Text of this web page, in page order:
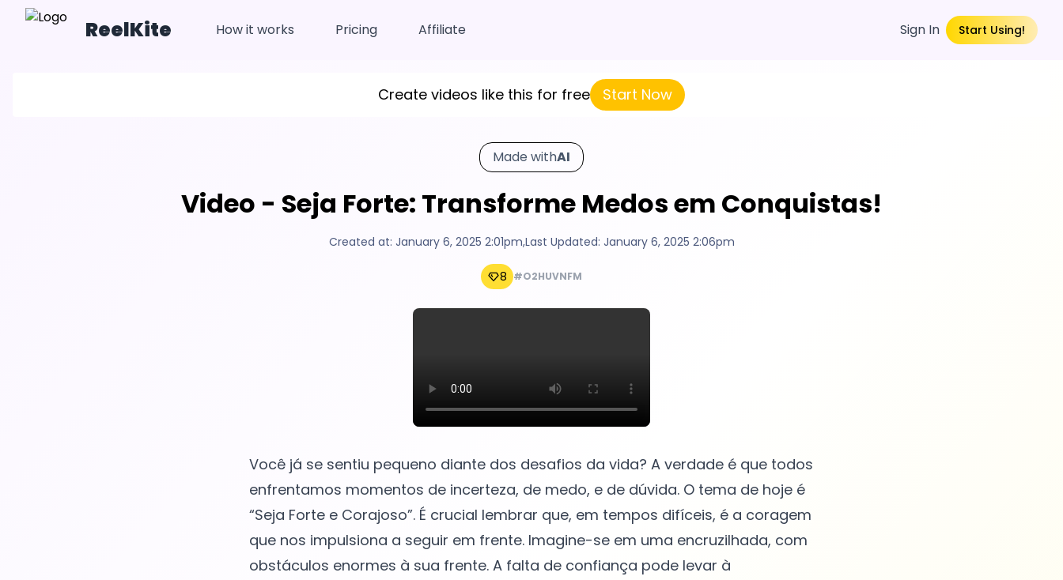
ReelKite How it works Pricing Affiliate Sign In Start Using!
Create videos like this for free Start Now
Made withAI
Video - Seja Forte: Transforme Medos em Conquistas!
Created at: January 6, 2025 2:01pm,Last Updated: January 6, 2025 2:06pm
8 #O2HUVNFM
Você já se sentiu pequeno diante dos desafios da vida? A verdade é que todos
enfrentamos momentos de incerteza, de medo, e de dúvida. O tema de hoje é
“Seja Forte e Corajoso”. É crucial lembrar que, em tempos difíceis, é a coragem
que nos impulsiona a seguir em frente. Imagine-se em uma encruzilhada, com
obstáculos enormes à sua frente. A falta de confiança pode levar à